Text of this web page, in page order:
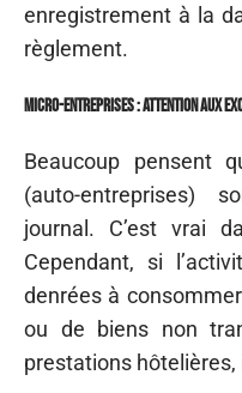
enregistrement à la
règlement.
Micro-entreprises : attention aux
Beaucoup pensent
(auto-entreprises)
journal. C’est vrai
Cependant, si
denrées à
ou de biens non
prestations